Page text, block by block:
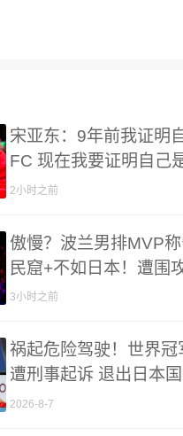
宋亚东：9年前我证明
FC 现在我要证明自己
级最好的选手
2小时之前
傲慢？波兰男排MVP
民窟+不如日本！遭围
别来中国
3小时之前
祸起危险驾驶！世界冠
遭刑事起诉 退出日本
亚运会
2026-8-7